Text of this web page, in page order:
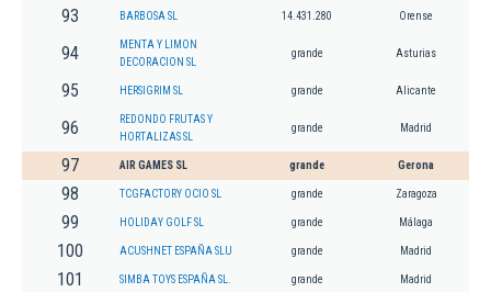
93 BARBOSA SL 14.431.280 Orense
94
MENTA Y LIMON
DECORACION SL
grande Asturias
95 HERSIGRIM SL grande Alicante
96
REDONDO FRUTAS Y
HORTALIZAS SL
grande Madrid
97 AIR GAMES SL grande Gerona
98 TCGFACTORY OCIO SL grande Zaragoza
99 HOLIDAY GOLF SL grande Málaga
100 ACUSHNET ESPAÑA SLU grande Madrid
101 SIMBA TOYS ESPAÑA SL. grande Madrid